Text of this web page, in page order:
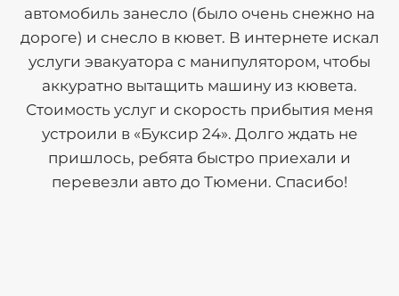
автомобиль занесло (было очень снежно на
дороге) и снесло в кювет. В интернете искал
услуги эвакуатора с манипулятором, чтобы
аккуратно вытащить машину из кювета.
Стоимость услуг и скорость прибытия меня
устроили в «Буксир 24». Долго ждать не
пришлось, ребята быстро приехали и
перевезли авто до Тюмени. Спасибо!